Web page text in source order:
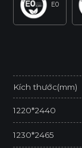
E0
Kích thước(mm)
1220*2440
1230*2465